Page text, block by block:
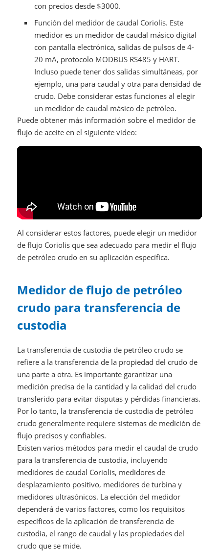
con precios desde $3000.
Función del medidor de caudal Coriolis. Este
medidor es un medidor de caudal másico digital
con pantalla electrónica, salidas de pulsos de 4-
20 mA, protocolo MODBUS RS485 y HART.
Incluso puede tener dos salidas simultáneas, por
ejemplo, una para caudal y otra para densidad de
crudo. Debe considerar estas funciones al elegir
un medidor de caudal másico de petróleo.
Puede obtener más información sobre el medidor de
flujo de aceite en el siguiente video:
Al considerar estos factores, puede elegir un medidor
de flujo Coriolis que sea adecuado para medir el flujo
de petróleo crudo en su aplicación específica.
Medidor de flujo de petróleo
crudo para transferencia de
custodia
La transferencia de custodia de petróleo crudo se
refiere a la transferencia de la propiedad del crudo de
una parte a otra. Es importante garantizar una
medición precisa de la cantidad y la calidad del crudo
transferido para evitar disputas y pérdidas financieras.
Por lo tanto, la transferencia de custodia de petróleo
crudo generalmente requiere sistemas de medición de
flujo precisos y confiables.
Existen varios métodos para medir el caudal de crudo
para la transferencia de custodia, incluyendo
medidores de caudal Coriolis, medidores de
desplazamiento positivo, medidores de turbina y
medidores ultrasónicos. La elección del medidor
dependerá de varios factores, como los requisitos
específicos de la aplicación de transferencia de
custodia, el rango de caudal y las propiedades del
crudo que se mide.